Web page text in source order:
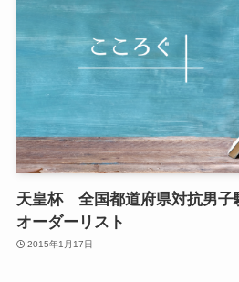
天皇杯 全国都道府県対抗男
オーダーリスト
2015年1月17日